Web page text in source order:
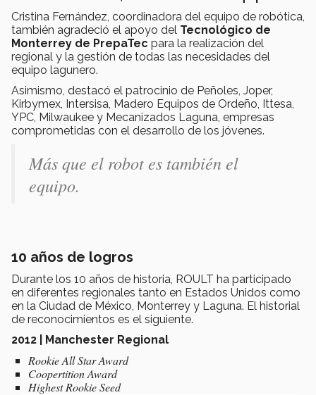
Cristina Fernández, coordinadora del equipo de robótica,
también agradeció el apoyo del Tecnológico de
Monterrey de PrepaTec para la realización del
regional y la gestión de todas las necesidades del
equipo lagunero.
Asimismo, destacó el patrocinio de Peñoles, Joper,
Kirbymex, Intersisa, Madero Equipos de Ordeño, Ittesa,
YPC, Milwaukee y Mecanizados Laguna, empresas
comprometidas con el desarrollo de los jóvenes.
Más que el robot es también el
equipo.
10 años de logros
Durante los 10 años de historia, ROULT ha participado
en diferentes regionales tanto en Estados Unidos como
en la Ciudad de México, Monterrey y Laguna. El historial
de reconocimientos es el siguiente.
2012 | Manchester Regional
Rookie All Star Award
Coopertition Award
Highest Rookie Seed